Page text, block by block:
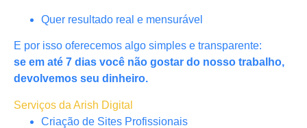
Quer resultado real e mensurável
E por isso oferecemos algo simples e transparente:
se em até 7 dias você não gostar do nosso trabalho,
devolvemos seu dinheiro.
Serviços da Arish Digital
Criação de Sites Profissionais